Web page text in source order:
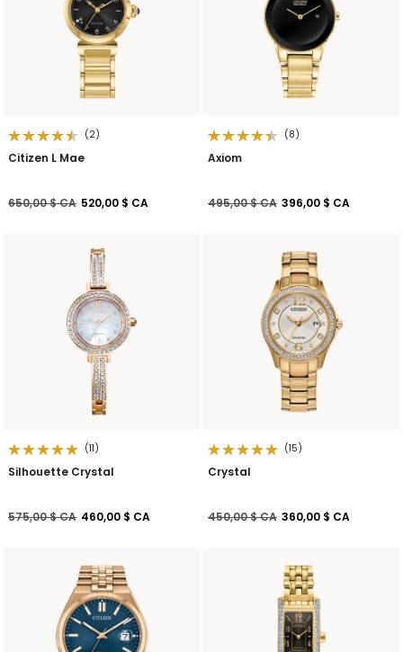
(2)
Citizen L Mae
Prix réduit de
650,00 $ CAà520,00 $ CA
(8)
Axiom
Prix réduit de
495,00 $ CAà396,00 $ CA
(11)
Silhouette Crystal
Prix réduit de
575,00 $ CAà460,00 $ CA
(15)
Crystal
Prix réduit de
450,00 $ CAà360,00 $ CA